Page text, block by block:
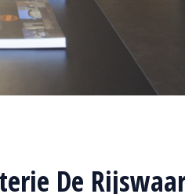
De